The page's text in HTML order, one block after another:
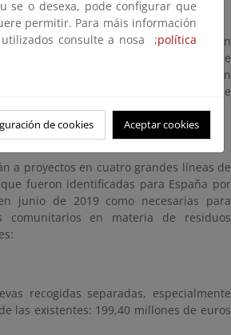
territorial de estas cantidades tienen
de residuos municipales, la distancia de
respecto al objetivo de preparación
reciclado para 2025 y su densidad de
a proyectos en cuatro grandes líneas de
fueron identificadas para España por
junio de 2019 como necesarias para
en materia de residuos
recogidas separadas, especialmente
las existentes: 199,40 millones de euros
se o desexa, pode configurar que
permitir. Para máis información
consulte a nosa ;política
de cookies Aceptar cookies